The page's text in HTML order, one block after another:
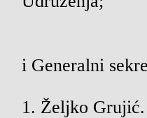
i Generalni
1. Željko Grujić.